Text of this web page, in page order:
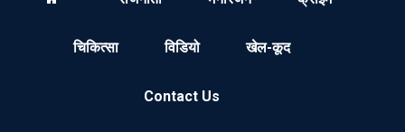
चिकित्सा विडियो खेल-कूद
Contact Us